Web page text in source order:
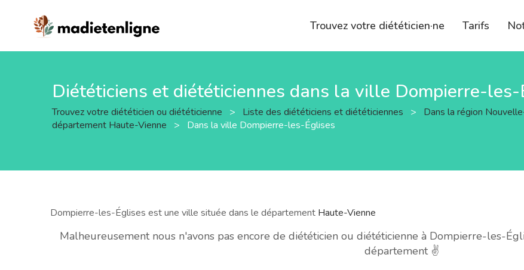
Trouvez votre diététicien·ne Tarifs
Diététiciens et diététiciennes dans la ville Dompierre-les-
Trouvez votre diététicien ou diététicienne > Liste des diététiciens et diététiciennes > Dans la région
département Haute-Vienne
> Dans la ville Dompierre-les-Églises
Dompierre-les-Églises est une ville située dans le département Haute-Vienne
Malheureusement nous n'avons pas encore de diététicien ou diététicienne à Dompierre-les-
département ✌️